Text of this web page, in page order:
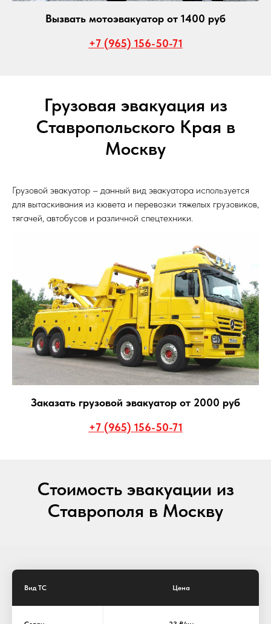
Вызвать мотоэвакуатор от 1400 руб
+7 (965) 156-50-71
Грузовая эвакуация из
Ставропольского Края в
Москву
Грузовой эвакуатор – данный вид эвакуатора используется
для вытаскивания из кювета и перевозки тяжелых грузовиков,
тягачей, автобусов и различной спецтехники.
Заказать грузовой эвакуатор от 2000 руб
+7 (965) 156-50-71
Стоимость эвакуации из
Ставрополя в Москву
Вид ТС Цена